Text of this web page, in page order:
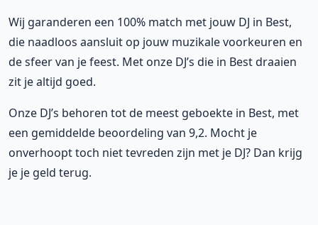
Wij garanderen een 100% match met jouw DJ in Best,
die naadloos aansluit op jouw muzikale voorkeuren en
de sfeer van je feest. Met onze DJ’s die in Best draaien
zit je altijd goed.
Onze DJ’s behoren tot de meest geboekte in Best, met
een gemiddelde beoordeling van 9,2. Mocht je
onverhoopt toch niet tevreden zijn met je DJ? Dan krijg
je je geld terug.